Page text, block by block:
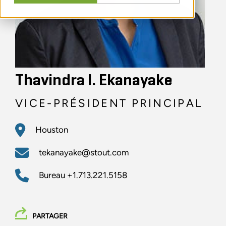
Thavindra I. Ekanayake
VICE-PRÉSIDENT PRINCIPAL
Houston
tekanayake@stout.com
Bureau +1.713.221.5158
PARTAGER